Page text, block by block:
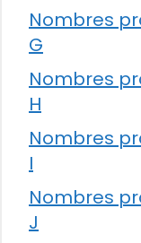
Nombres
G
Nombres
H
Nombres
I
Nombres
J